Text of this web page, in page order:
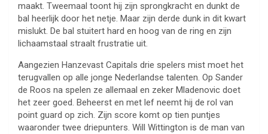
maakt. Tweemaal toont hij zijn sprongkracht en dunkt de
bal heerlijk door het netje. Maar zijn derde dunk in dit kwart
mislukt. De bal stuitert hard en hoog van de ring en zijn
lichaamstaal straalt frustratie uit.
Aangezien Hanzevast Capitals drie spelers mist moet het
terugvallen op alle jonge Nederlandse talenten. Op Sander
de Roos na spelen ze allemaal en zeker Mladenovic doet
het zeer goed. Beheerst en met lef neemt hij de rol van
point guard op zich. Zijn score komt op tien puntjes
waaronder twee driepunters. Will Wittington is de man van